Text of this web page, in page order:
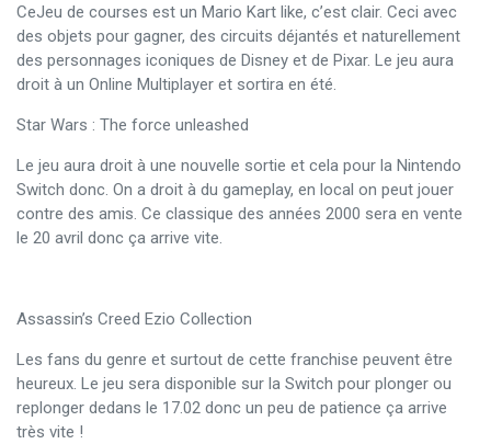
CeJeu de courses est un Mario Kart like, c’est clair. Ceci avec
des objets pour gagner, des circuits déjantés et naturellement
des personnages iconiques de Disney et de Pixar. Le jeu aura
droit à un Online Multiplayer et sortira en été.
Star Wars : The force unleashed
Le jeu aura droit à une nouvelle sortie et cela pour la Nintendo
Switch donc. On a droit à du gameplay, en local on peut jouer
contre des amis. Ce classique des années 2000 sera en vente
le 20 avril donc ça arrive vite.
Assassin’s Creed Ezio Collection
Les fans du genre et surtout de cette franchise peuvent être
heureux. Le jeu sera disponible sur la Switch pour plonger ou
replonger dedans le 17.02 donc un peu de patience ça arrive
très vite !